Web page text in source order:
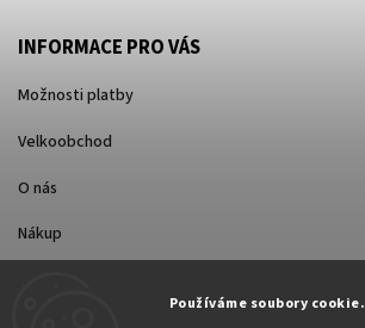
Používáme soubory cookie.
INFORMACE PRO VÁS
Možnosti platby
Velkoobchod
O nás
Nákup